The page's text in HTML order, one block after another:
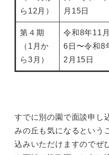
ら12月）
月15日
第４期
（1月か
ら3月）
令和8年11
6日〜令和8
2月15日
すでに別の園で面談申し
みの丘も気になるという
込みいただけますのでぜ